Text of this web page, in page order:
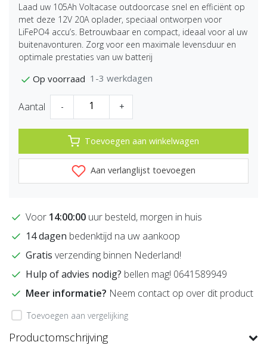
Laad uw 105Ah Voltacase outdoorcase snel en efficiënt op
met deze 12V 20A oplader, speciaal ontworpen voor
LiFePO4 accu’s. Betrouwbaar en compact, ideaal voor al uw
buitenavonturen. Zorg voor een maximale levensduur en
optimale prestaties van uw batterij
Op voorraad 1-3 werkdagen
Aantal - +
Toevoegen aan winkelwagen
Aan verlanglijst toevoegen
Voor 14:00:00 uur besteld, morgen in huis
14 dagen bedenktijd na uw aankoop
Gratis verzending binnen Nederland!
Hulp of advies nodig? bellen mag! 0641589949
Meer informatie? Neem contact op over dit product
Toevoegen aan vergelijking
Productomschrijving